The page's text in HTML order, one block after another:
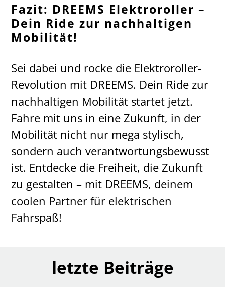
Fazit: DREEMS Elektroroller –
Dein Ride zur nachhaltigen
Mobilität!
Sei dabei und rocke die Elektroroller-
Revolution mit DREEMS. Dein Ride zur
nachhaltigen Mobilität startet jetzt.
Fahre mit uns in eine Zukunft, in der
Mobilität nicht nur mega stylisch,
sondern auch verantwortungsbewusst
ist. Entdecke die Freiheit, die Zukunft
zu gestalten – mit DREEMS, deinem
coolen Partner für elektrischen
Fahrspaß!
letzte Beiträge